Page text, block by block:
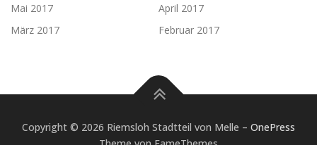
Mai 2017
April 2017
März 2017
Februar 2017
Copyright © 2026 Riemsloh Stadtteil von Melle – OnePress